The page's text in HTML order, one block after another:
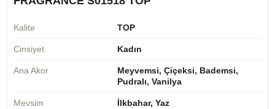
Kalite TOP
Cinsiyet Kadın
Ana Akor
Meyvemsi, Çiçeksi, Bademsi,
Pudralı, Vanilya
Mevsim İlkbahar, Yaz